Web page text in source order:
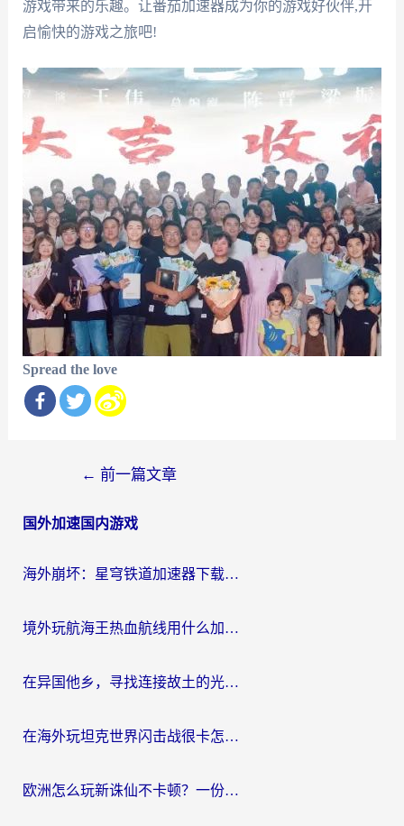
游戏带来的乐趣。让番茄加速器成为你的游戏好伙伴,开
启愉快的游戏之旅吧!
Spread the love
导
← 前一篇文章
国外加速国内游戏
海外崩坏：星穹铁道加速器下载安装：一份给游子的终极网络指南
境外玩航海王热血航线用什么加速器？2026海外玩家实测最优方案（附欧洲问道堡垒前线加速技巧）
在异国他乡，寻找连接故土的光明大陆免费加速器
在海外玩坦克世界闪击战很卡怎么办？老玩家亲测有效的加速器选择指南
欧洲怎么玩新诛仙不卡顿？一份给海外游子的国服游戏畅玩指南